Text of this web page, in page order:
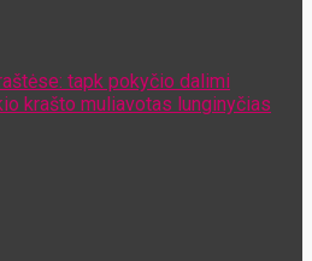
tapk pokyčio dalimi
krašto muliavotas lunginyčias